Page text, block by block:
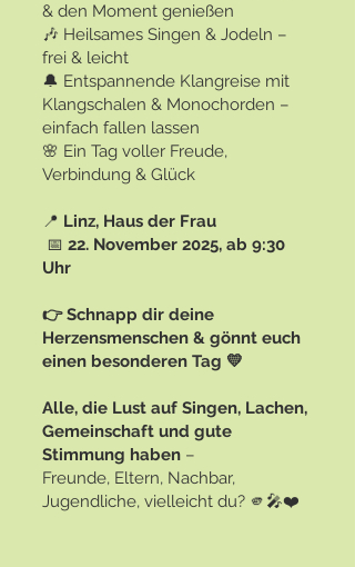
& den Moment genießen
🎶 Heilsames Singen & Jodeln –
frei & leicht
🔔 Entspannende Klangreise mit
Klangschalen & Monochorden –
einfach fallen lassen
🌸 Ein Tag voller Freude,
Verbindung & Glück
📍 Linz, Haus der Frau
📅 22. November 2025, ab 9:30
Uhr
👉 Schnapp dir deine
Herzensmenschen & gönnt euch
einen besonderen Tag 💛
Alle, die Lust auf Singen, Lachen,
Gemeinschaft und gute
Stimmung haben –
Freunde, Eltern, Nachbar,
Jugendliche, vielleicht du? 🫵🎤❤️